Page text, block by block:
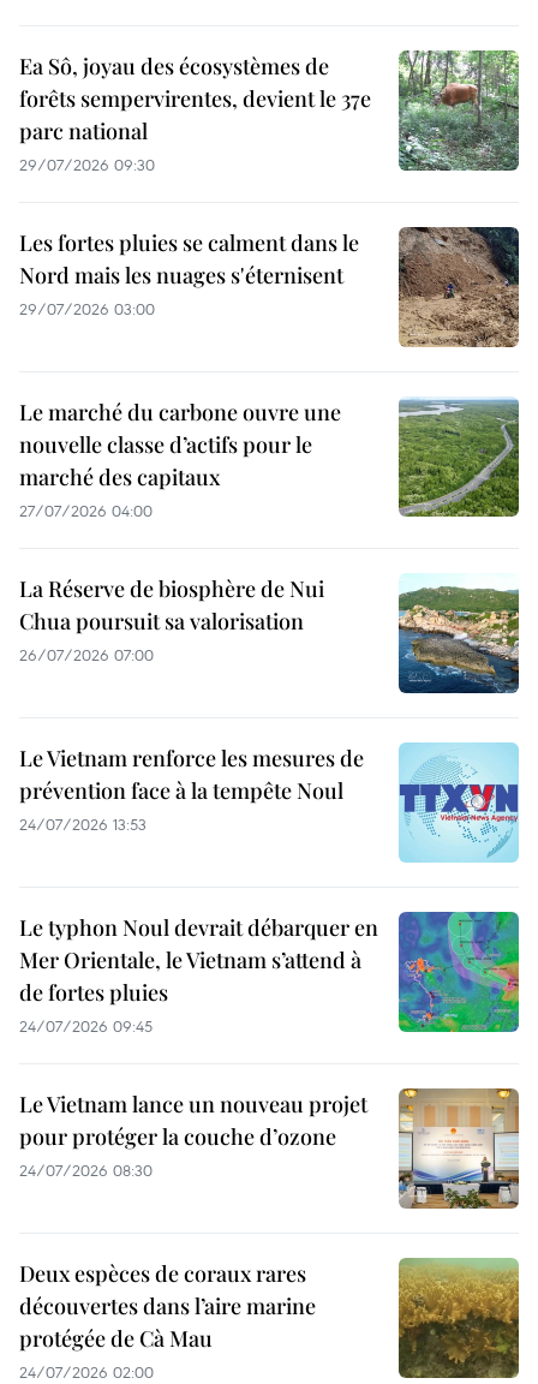
Ea Sô, joyau des écosystèmes de
forêts sempervirentes, devient le 37e
parc national
29/07/2026 09:30
Les fortes pluies se calment dans le
Nord mais les nuages s'éternisent
29/07/2026 03:00
Le marché du carbone ouvre une
nouvelle classe d’actifs pour le
marché des capitaux
27/07/2026 04:00
La Réserve de biosphère de Nui
Chua poursuit sa valorisation
26/07/2026 07:00
Le Vietnam renforce les mesures de
prévention face à la tempête Noul
24/07/2026 13:53
Le typhon Noul devrait débarquer en
Mer Orientale, le Vietnam s’attend à
de fortes pluies
24/07/2026 09:45
Le Vietnam lance un nouveau projet
pour protéger la couche d’ozone
24/07/2026 08:30
Deux espèces de coraux rares
découvertes dans l’aire marine
protégée de Cà Mau
24/07/2026 02:00